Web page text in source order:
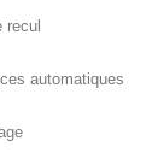
recul
automatiques